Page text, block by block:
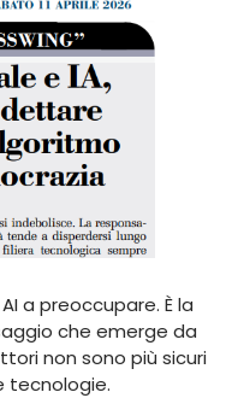
a preoccupare. È la
che emerge da
non sono più sicuri
tecnologie.